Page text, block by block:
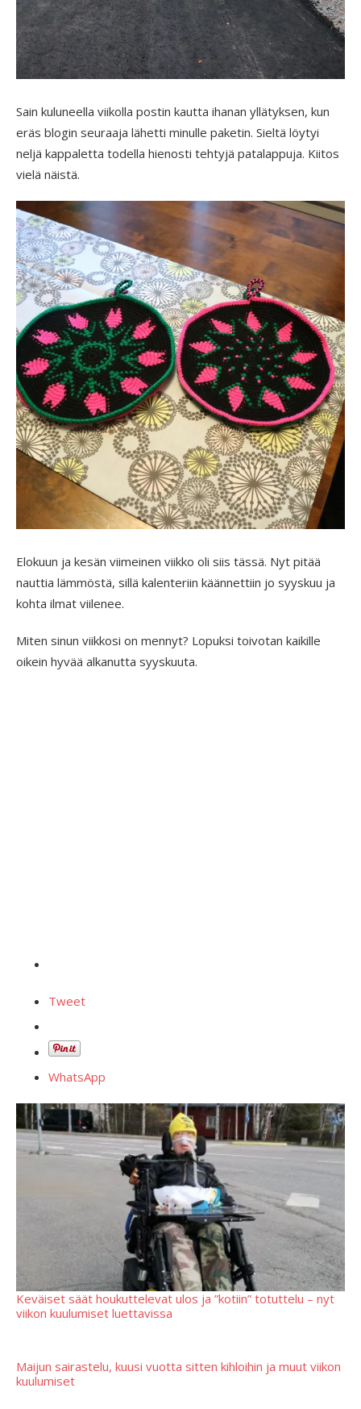
Sain kuluneella viikolla postin kautta ihanan yllätyksen, kun
eräs blogin seuraaja lähetti minulle paketin. Sieltä löytyi
neljä kappaletta todella hienosti tehtyjä patalappuja. Kiitos
vielä näistä.
Elokuun ja kesän viimeinen viikko oli siis tässä. Nyt pitää
nauttia lämmöstä, sillä kalenteriin käännettiin jo syyskuu ja
kohta ilmat viilenee.
Miten sinun viikkosi on mennyt? Lopuksi toivotan kaikille
oikein hyvää alkanutta syyskuuta.
Tweet
WhatsApp
Keväiset säät houkuttelevat ulos ja ”kotiin” totuttelu – nyt
viikon kuulumiset luettavissa
Maijun sairastelu, kuusi vuotta sitten kihloihin ja muut viikon
kuulumiset